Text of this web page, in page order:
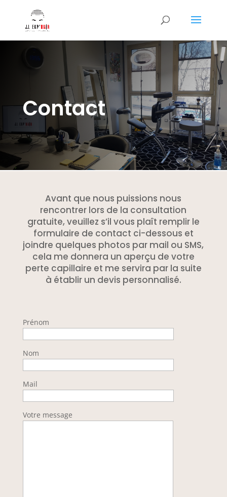
Contact
Avant que nous puissions nous
rencontrer lors de la consultation
gratuite, veuillez s’il vous plaît remplir le
formulaire de contact ci-dessous et
joindre quelques photos par mail ou SMS,
cela me donnera un aperçu de votre
perte capillaire et me servira par la suite
à établir un devis personnalisé.
Prénom
Nom
Mail
Votre message